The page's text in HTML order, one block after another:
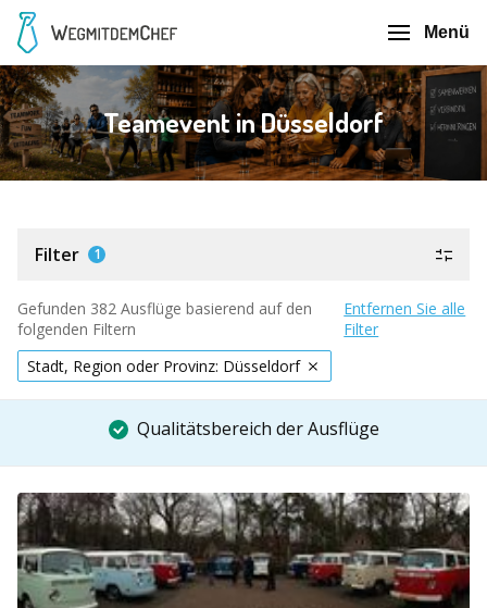
Menü
Teamevent in Düsseldorf
Filter 1
Gefunden 382 Ausflüge basierend auf den
folgenden Filtern
Entfernen Sie alle
Filter
Stadt, Region oder Provinz: Düsseldorf
Qualitätsbereich der Ausflüge